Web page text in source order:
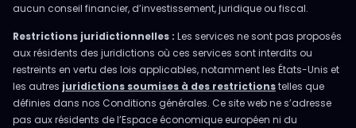
aucun conseil financier, d’investissement, juridique ou fiscal.
Restrictions juridictionnelles : Les services ne sont pas proposés
aux résidents des juridictions où ces services sont interdits ou
restreints en vertu des lois applicables, notamment les États-Unis et
les autres juridictions soumises à des restrictionstelles que
définies dans nos Conditions générales. Ce site web ne s’adresse
pas aux résidents de l’Espace économique européen ni du